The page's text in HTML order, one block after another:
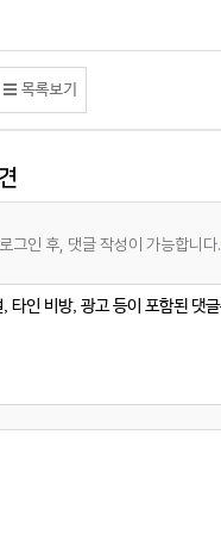
그인 후, 댓글 작성이 가능합니다.